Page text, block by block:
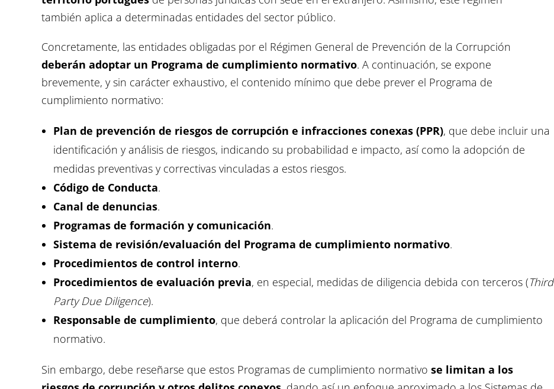
también aplica a determinadas entidades del sector público.
Concretamente, las entidades obligadas por el Régimen General de Prevención de la Corrupción
deberán adoptar un Programa de cumplimiento normativo. A continuación, se expone
brevemente, y sin carácter exhaustivo, el contenido mínimo que debe prever el Programa de
cumplimiento normativo:
Plan de prevención de riesgos de corrupción e infracciones conexas (PPR), que debe incluir una
identificación y análisis de riesgos, indicando su probabilidad e impacto, así como la adopción de
medidas preventivas y correctivas vinculadas a estos riesgos.
Código de Conducta.
Canal de denuncias.
Programas de formación y comunicación.
Sistema de revisión/evaluación del Programa de cumplimiento normativo.
Procedimientos de control interno.
Procedimientos de evaluación previa, en especial, medidas de diligencia debida con terceros (Third
Party Due Diligence).
Responsable de cumplimiento, que deberá controlar la aplicación del Programa de cumplimiento
normativo.
Sin embargo, debe reseñarse que estos Programas de cumplimiento normativo se limitan a los